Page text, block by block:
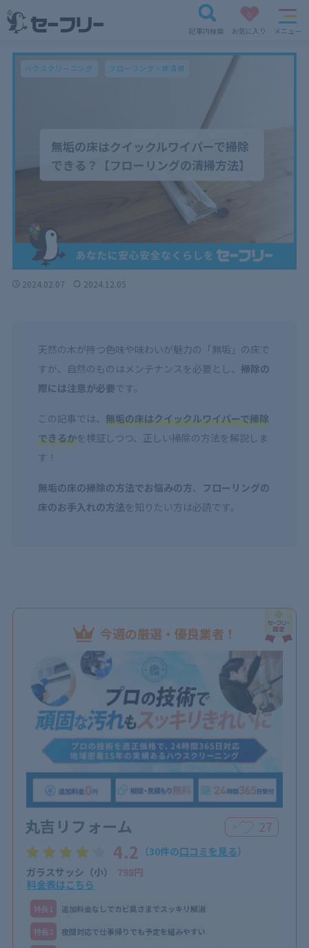
記事内検索
0
お気に入り
メニュー
無垢の床はクイックルワイパーで掃除
できる？【フローリングの清掃方法】
ハウスクリーニング フローリング・床清掃
2024.02.07 2024.12.05
天然の木が持つ色味や味わいが魅力の「無垢」の床で
すが、自然のものはメンテナンスを必要とし、 掃除の
際には注意が必要です。
この記事では、 無垢の床はクイックルワイパーで掃除
できるかを検証しつつ、正しい掃除の方法を解説しま
す！
無垢の床の掃除の方法でお悩みの方、
フローリングの
床のお手入れの方法を知りたい方は必読です。
今週の厳選・優良業者！
丸吉リフォーム ＋ 27
4.2 （30件の口コミを見る）
ガラスサッシ（小）
798円
料金表はこちら
特⻑1 追加料金なしでカビ臭さまでスッキリ解消
特⻑2 夜間対応で仕事帰りでも予定を組みやすい